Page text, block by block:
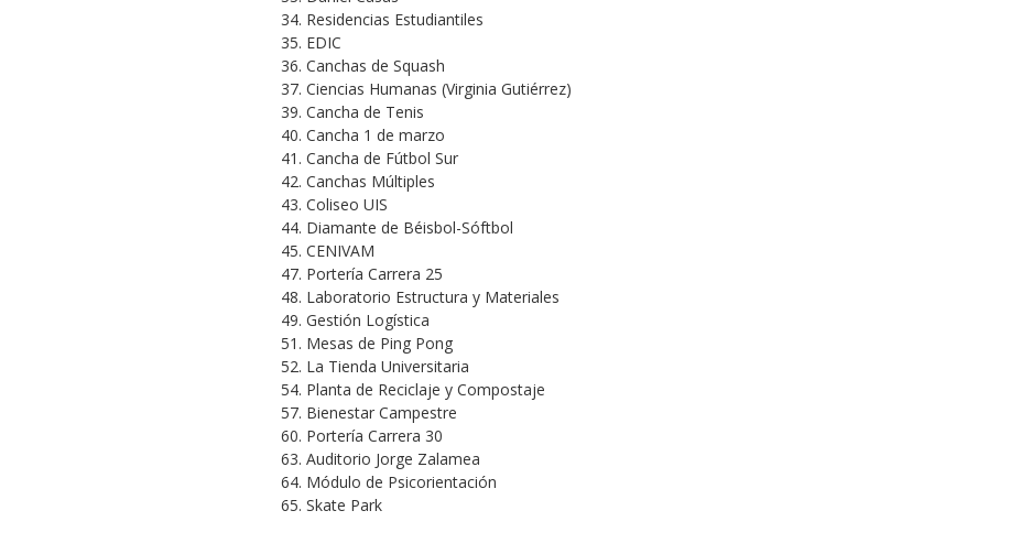
34. Residencias Estudiantiles
35. EDIC
36. Canchas de Squash
37. Ciencias Humanas (Virginia Gutiérrez)
39. Cancha de Tenis
40. Cancha 1 de marzo
41. Cancha de Fútbol Sur
42. Canchas Múltiples
43. Coliseo UIS
44. Diamante de Béisbol-Sóftbol
45. CENIVAM
47. Portería Carrera 25
48. Laboratorio Estructura y Materiales
49. Gestión Logística
51. Mesas de Ping Pong
52. La Tienda Universitaria
54. Planta de Reciclaje y Compostaje
57. Bienestar Campestre
60. Portería Carrera 30
63. Auditorio Jorge Zalamea
64. Módulo de Psicorientación
65. Skate Park